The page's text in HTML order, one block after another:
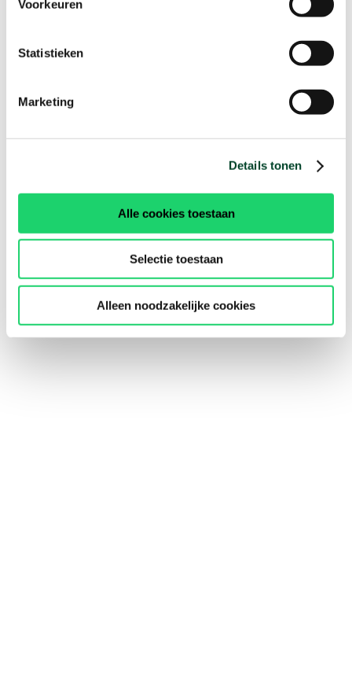
Voorkeuren
Statistieken
Marketing
Details tonen
Alle cookies toestaan
Selectie toestaan
Alleen noodzakelijke cookies